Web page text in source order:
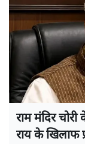
राम मंदिर
राय के खिलाफ